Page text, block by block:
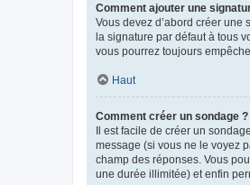
Comment ajouter une
Vous devez d’abord créer une
la signature par défaut à tous
vous pourrez toujours
Haut
Comment créer un sondage ?
Il est facile de créer un
message (si vous ne le voyez
champ des réponses. Vous
une durée illimitée) et enfin